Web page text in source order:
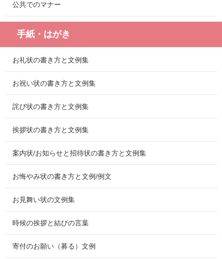
公共でのマナー
手紙・はがき
お礼状の書き方と文例集
お祝い状の書き方と文例集
詫び状の書き方と文例集
挨拶状の書き方と文例集
案内状/お知らせと招待状の書き方と文例集
お悔やみ状の書き方と文例/例文
お見舞い状の文例集
時候の挨拶と結びの言葉
寄付のお願い（募る）文例